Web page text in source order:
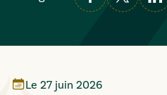
Le 27 juin 2026